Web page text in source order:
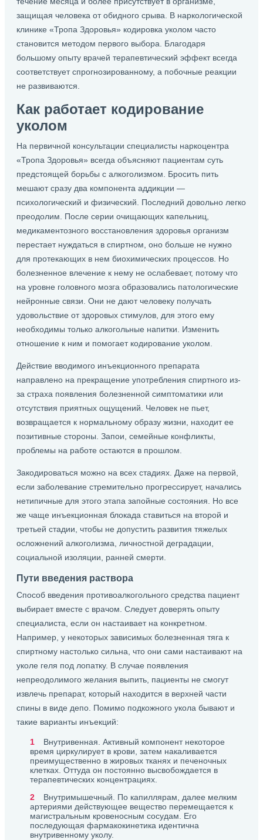
защищая человека от обидного срыва. В наркологической
клинике «Тропа Здоровья» кодировка уколом часто
становится методом первого выбора. Благодаря
большому опыту врачей терапевтический эффект всегда
соответствует спрогнозированному, а побочные реакции
не развиваются.
Как работает кодирование
уколом
На первичной консультации специалисты наркоцентра
«Тропа Здоровья» всегда объясняют пациентам суть
предстоящей борьбы с алкоголизмом. Бросить пить
мешают сразу два компонента аддикции —
психологический и физический. Последний довольно легко
преодолим. После серии очищающих капельниц,
медикаментозного восстановления здоровья организм
перестает нуждаться в спиртном, оно больше не нужно
для протекающих в нем биохимических процессов. Но
болезненное влечение к нему не ослабевает, потому что
на уровне головного мозга образовались патологические
нейронные связи. Они не дают человеку получать
удовольствие от здоровых стимулов, для этого ему
необходимы только алкогольные напитки. Изменить
отношение к ним и помогает кодирование уколом.
Действие вводимого инъекционного препарата
направлено на прекращение употребления спиртного из-
за страха появления болезненной симптоматики или
отсутствия приятных ощущений. Человек не пьет,
возвращается к нормальному образу жизни, находит ее
позитивные стороны. Запои, семейные конфликты,
проблемы на работе остаются в прошлом.
Закодироваться можно на всех стадиях. Даже на первой,
если заболевание стремительно прогрессирует, начались
нетипичные для этого этапа запойные состояния. Но все
же чаще инъекционная блокада ставиться на второй и
третьей стадии, чтобы не допустить развития тяжелых
осложнений алкоголизма, личностной деградации,
социальной изоляции, ранней смерти.
Пути введения раствора
Способ введения противоалкогольного средства пациент
выбирает вместе с врачом. Следует доверять опыту
специалиста, если он настаивает на конкретном.
Например, у некоторых зависимых болезненная тяга к
спиртному настолько сильна, что они сами настаивают на
уколе геля под лопатку. В случае появления
непреодолимого желания выпить, пациенты не смогут
извлечь препарат, который находится в верхней части
спины в виде депо. Помимо подкожного укола бывают и
такие варианты инъекций:
Внутривенная. Активный компонент некоторое
время циркулирует в крови, затем накаливается
преимущественно в жировых тканях и печеночных
клетках. Оттуда он постоянно высвобождается в
терапевтических концентрациях.
Внутримышечный. По капиллярам, далее мелким
артериями действующее вещество перемещается к
магистральным кровеносным сосудам. Его
последующая фармакокинетика идентична
внутривенному уколу.